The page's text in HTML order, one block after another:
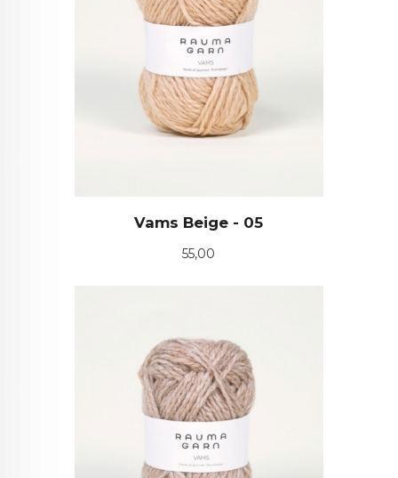
Vams Beige - 05
Pris
55,00